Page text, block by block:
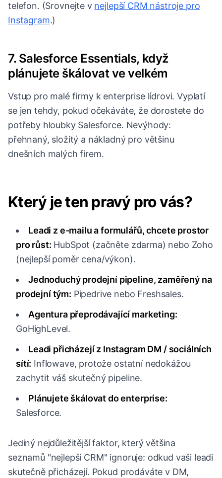
telefon. (Srovnejte v nejlepší CRM nástroje pro
Instagram.)
7. Salesforce Essentials, když
plánujete škálovat ve velkém
Vstup pro malé firmy k enterprise lídrovi. Vyplatí
se jen tehdy, pokud očekáváte, že dorostete do
potřeby hloubky Salesforce. Nevýhody:
přehnaný, složitý a nákladný pro většinu
dnešních malých firem.
Který je ten pravý pro vás?
Leadi z e-mailu a formulářů, chcete prostor
pro růst: HubSpot (začněte zdarma) nebo Zoho
(nejlepší poměr cena/výkon).
Jednoduchý prodejní pipeline, zaměřený na
prodejní tým: Pipedrive nebo Freshsales.
Agentura přeprodávající marketing:
GoHighLevel.
Leadi přicházejí z Instagram DM / sociálních
sítí: Inflowave, protože ostatní nedokážou
zachytit váš skutečný pipeline.
Plánujete škálovat do enterprise:
Salesforce.
Jediný nejdůležitější faktor, který většina
seznamů "nejlepší CRM" ignoruje: odkud vaši leadi
skutečně přicházejí. Pokud prodáváte v DM,